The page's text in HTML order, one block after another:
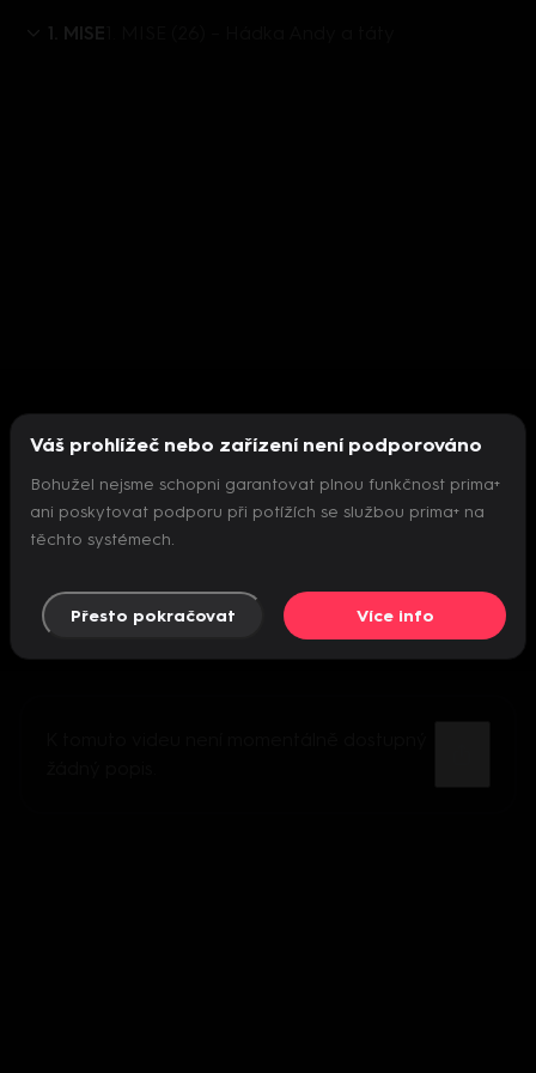
1. MISE
Nepodařilo se inicializovat přehrávač
Váš prohlížeč nebo zařízení není podporováno
Bohužel nejsme schopni garantovat plnou funkčnost prima+
ani poskytovat podporu při potížích se službou prima+ na
těchto systémech.
Přesto pokračovat Více info